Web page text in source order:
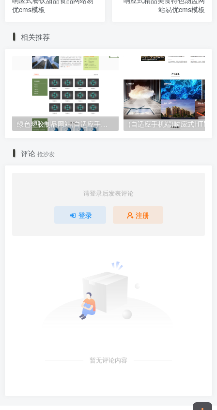
优cms模板
站易优cms模板
相关推荐
绿色塑胶制品网站(自适应手机端)模板 塑胶企业网站源码
评论 抢沙发
请登录后发表评论
登录 注册
暂无评论内容